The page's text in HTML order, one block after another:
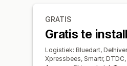
GRATIS
Gratis te
Logistiek: Bluedart,
Xpressbees, Smartr, DTDC,